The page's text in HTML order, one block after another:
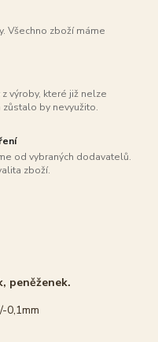
Všechno zboží máme
výroby, které již nelze
by nevyužito.
od vybraných dodavatelů.
zboží.
peněženek.
0,1mm